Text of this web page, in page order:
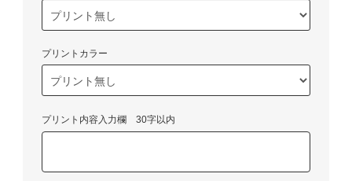
プリントカラー
プリント内容入力欄 30字以内